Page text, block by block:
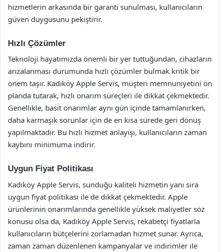
hizmetlerin arkasında bir garanti sunulması, kullanıcıların
güven duygusunu pekiştirir.
Hızlı Çözümler
Teknoloji hayatımızda önemli bir yer tuttuğundan, cihazların
arızalanması durumunda hızlı çözümler bulmak kritik bir
önem taşır. Kadıköy Apple Servis, müşteri memnuniyetini ön
planda tutarak, hızlı onarım süreçleri ile dikkat çekmektedir.
Genellikle, basit onarımlar aynı gün içinde tamamlanırken,
daha karmaşık sorunlar için de en kısa sürede geri dönüş
yapılmaktadır. Bu hızlı hizmet anlayışı, kullanıcıların zaman
kaybını minimuma indirir.
Uygun Fiyat Politikası
Kadıköy Apple Servis, sunduğu kaliteli hizmetin yanı sıra
uygun fiyat politikası ile de dikkat çekmektedir. Apple
ürünlerinin onarımlarında genellikle yüksek maliyetler söz
konusu olsa da, Kadıköy Apple Servis, rekabetçi fiyatlarla
kullanıcıların bütçelerini zorlamadan hizmet sunar. Ayrıca,
zaman zaman düzenlenen kampanyalar ve indirimler ile